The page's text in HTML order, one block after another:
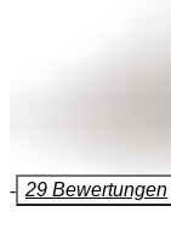
- 29 Bewertungen